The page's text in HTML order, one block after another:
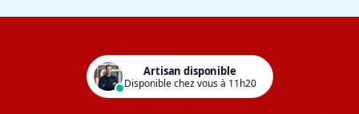
Artisan disponible
Disponible chez vous à 11h20